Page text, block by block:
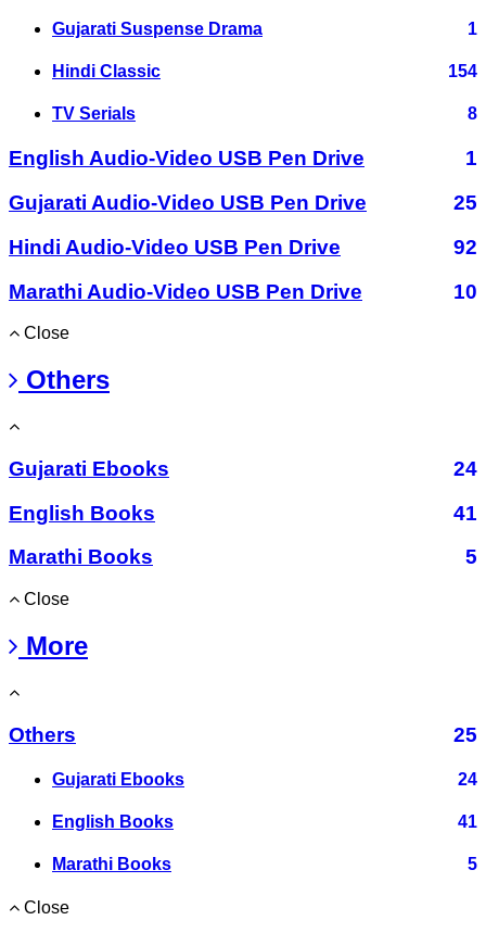
Gujarati Suspense Drama 1
Hindi Classic 154
TV Serials 8
English Audio-Video USB Pen Drive
1
Gujarati Audio-Video USB Pen Drive
25
Hindi Audio-Video USB Pen Drive
92
Marathi Audio-Video USB Pen Drive
10
Close
Others
Gujarati Ebooks
24
English Books
41
Marathi Books
5
Close
More
Others 25
Gujarati Ebooks 24
English Books 41
Marathi Books 5
Close